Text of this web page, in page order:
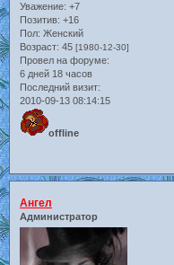
Уважение: +7
Позитив: +16
Пол: Женский
Возраст: 45 [1980-12-30]
Провел на форуме:
6 дней 18 часов
Последний визит:
2010-09-13 08:14:15
offline
Ангел
Администратор